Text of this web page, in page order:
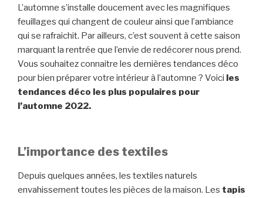
L’automne s’installe doucement avec les magnifiques
feuillages qui changent de couleur ainsi que l’ambiance
qui se rafraichit. Par ailleurs, c’est souvent à cette saison
marquant la rentrée que l’envie de redécorer nous prend.
Vous souhaitez connaitre les dernières tendances déco
pour bien préparer votre intérieur à l’automne ? Voici les
tendances déco les plus populaires pour
l’automne 2022.
L’importance des textiles
Depuis quelques années, les textiles naturels
envahissement toutes les pièces de la maison. Les tapis